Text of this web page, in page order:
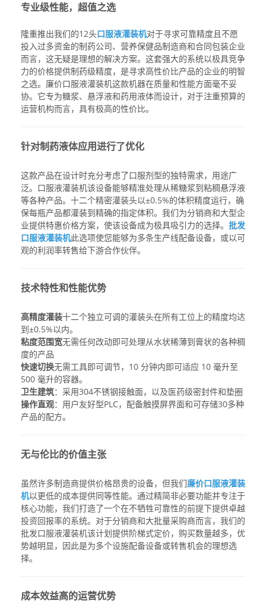
专业级性能，超值之选
隆重推出我们的12头口服液灌装机对于寻求可靠精度且不愿
投入过多资金的制药公司、营养保健品制造商和合同包装企业
而言，这无疑是理想的解决方案。这套强大的系统以极具竞争
力的价格提供制药级精度，是寻求高性价比产品的企业的明智
之选。 廉价口服液灌装机这款机器在质量和性能方面毫不妥
协。它专为糖浆、悬浮液和药用液体而设计，对于注重预算的
运营机构而言，具有极高的性价比。
针对制药液体应用进行了优化
这款产品在设计时充分考虑了口服剂型的独特需求，用途广
泛。 口服液灌装机该设备能够精准处理从稀糖浆到粘稠悬浮液
等各种产品。十二个精密灌装头以±0.5%的体积精度运行，确
保每瓶产品都灌装到精确的指定体积。我们为分销商和大型企
业提供特惠价格方案，使该设备成为极具吸引力的选择。 批发
口服液灌装机此选项使您能够为多条生产线配备设备，或以可
观的利润率转售给下游合作伙伴。
技术特性和性能优势
高精度灌装十二个独立可调的灌装头在所有工位上的精度均达
到±0.5%以内。
粘度范围宽无需任何改动即可处理从水状稀薄到膏状的各种稠
度的产品
快速切换无需工具即可调节，10 分钟内即可适应 10 毫升至
500 毫升的容器。
卫生建筑：采用304不锈钢接触面，以及医药级密封件和垫圈
操作直观：用户友好型PLC，配备触摸屏界面和可存储30多种
产品的配方。
无与伦比的价值主张
虽然许多制造商提供价格昂贵的设备，但我们廉价口服液灌装
机以更低的成本提供同等性能。通过精简非必要功能并专注于
核心功能，我们打造了一个在不牺牲可靠性的前提下提供卓越
投资回报率的系统。对于分销商和大批量采购商而言，我们的
批发口服液灌装机该计划提供阶梯式定价，购买数量越多，优
势越明显，因此是为多个设施配备设备或转售机会的理想选
择。
成本效益高的运营优势